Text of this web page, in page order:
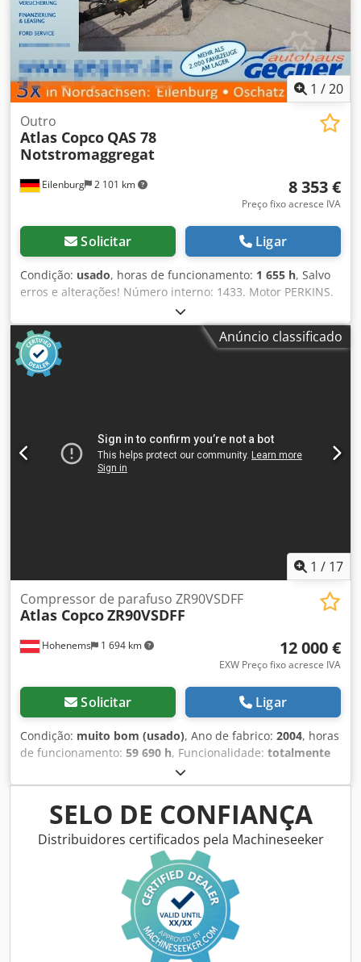
1 /20
Eilenburg 2 101 km
Outro
Atlas Copco QAS 78
Notstromaggregat
8 353 €
Preço fixo acresce IVA
Solicitar Ligar
Condição: usado, horas de funcionamento: 1 655 h, Salvo
erros e alterações! Número interno: 1433. Motor PERKINS.
O veículo não foi reparado/recondicionado! Entrega em
todo o país possível mediante um custo adicional.
Csdpfezp Avksx Acnorf Salvo erros e alterações. Teremos
todo o prazer em aceitar o seu veículo como parte do
pagamento. Financiamento/leasing também possível sem
Anúncio classificado
1 / 17
Hohenems 1 694 km
Compressor de parafuso ZR90VSDFF
Atlas CopcoZR90VSDFF
12 000 €
EXW Preço fixo acresce IVA
Solicitar Ligar
Condição: muito bom (usado), Ano de fabrico: 2004, horas
de funcionamento: 59 690 h, Funcionalidade: totalmente
, Compressor de parafuso Atlas Copco ZR90VSDFF
Inversor de frequência e secador integrados. 90 kW 8,75
bar 14,70 m3/min Crjdpfx Acsyuvwasnof
SELO DE CONFIANÇA
Distribuidores certificados pela Machineseeker